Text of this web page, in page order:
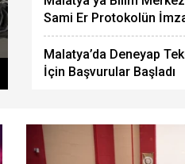
Teknoloji
Sami Er Protokolün
Malatya’da Deneyap
İçin Başvurular Başladı